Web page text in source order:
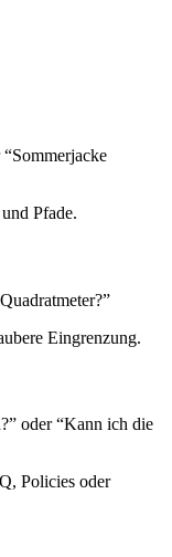
Pfade.
Eingrenzung.
oder “Kann ich die
Policies oder